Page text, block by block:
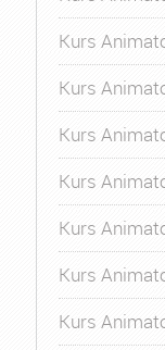
Kurs
Kurs
Kurs
Kurs
Kurs
Kurs
Kurs